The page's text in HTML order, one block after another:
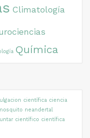
Climatología
Química
científica ciencia
neandertal
científico científica